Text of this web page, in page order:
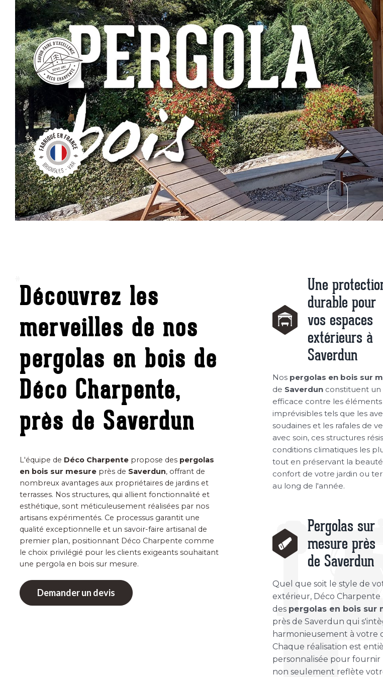
Découvrez les
merveilles de nos
pergolas en bois de
Déco Charpente,
près de Saverdun
L'équipe de Déco Charpentepropose des pergolas
en bois sur mesureprès de Saverdun, offrant de
nombreux avantages aux propriétaires de jardins et
terrasses. Nos structures, qui allient fonctionnalité et
esthétique, sont méticuleusement réalisées par nos
artisans expérimentés. Ce processus garantit une
qualité exceptionnelle et un savoir-faire artisanal de
premier plan, positionnant Déco Charpente comme
le choix privilégié pour les clients exigeants souhaitant
une pergola en bois sur mesure.
Demander un devis
Une
durable pour
vos espaces
extérieurs à
Saverdun
Nos pergolas en bois sur
de Saverdun constituent
efficace contre les éléments
imprévisibles tels que les
soudaines et les rafales de
avec soin, ces structures
conditions climatiques les
tout en préservant la
confort de votre jardin ou
au long de l'année.
Pergolas sur
mesure près
de Saverdun
Quel que soit le style de
extérieur, Déco Charpente
des pergolas en bois sur
près de Saverdun qui
harmonieusement à votre
Chaque réalisation est
personnalisée pour fournir
non seulement reflète